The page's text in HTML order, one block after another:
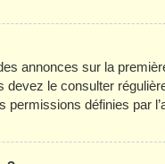
annonces sur la
devez le consulter
permissions définies par